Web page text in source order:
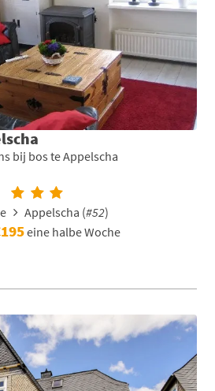
bij bos te Appelscha
Appelscha (#52)
eine halbe Woche